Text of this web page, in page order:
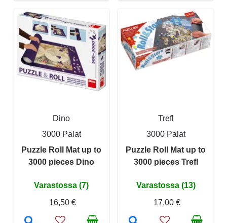
Dino
3000 Palat
Puzzle Roll Mat up to
3000 pieces Dino
Varastossa (7)
16,50 €
Trefl
3000 Palat
Puzzle Roll Mat up to
3000 pieces Trefl
Varastossa (13)
17,00 €